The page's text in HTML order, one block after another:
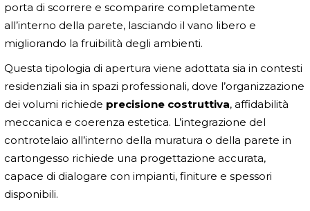
porta di scorrere e scomparire completamente
all’interno della parete, lasciando il vano libero e
migliorando la fruibilità degli ambienti.
Questa tipologia di apertura viene adottata sia in contesti
residenziali sia in spazi professionali, dove l’organizzazione
dei volumi richiede precisione costruttiva, affidabilità
meccanica e coerenza estetica. L’integrazione del
controtelaio all’interno della muratura o della parete in
cartongesso richiede una progettazione accurata,
capace di dialogare con impianti, finiture e spessori
disponibili.